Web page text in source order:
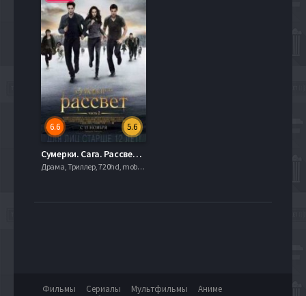
5.6
6.6
Сумерки. Сага. Рассвет: Часть 2 (2012)
Драма, Триллер, 720hd, mobilen,
Фильмы Сериалы Мультфильмы
Аниме